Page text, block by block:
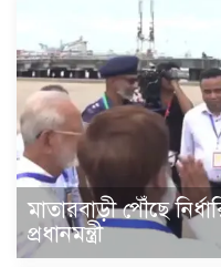
মাতারবাড়ী পৌঁছে
প্রধানমন্ত্রী